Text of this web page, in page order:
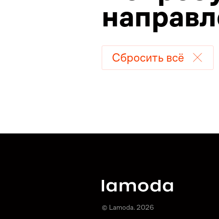
Сбросить всё
© Lamoda. 2026